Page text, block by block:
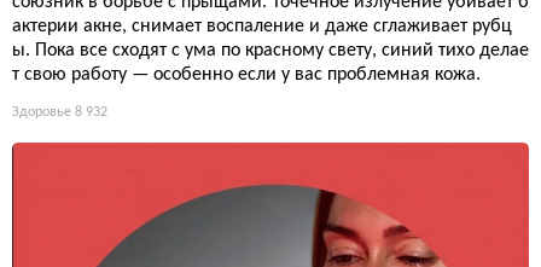
актерии акне, снимает воспаление и даже сглаживает рубц
ы. Пока все сходят с ума по красному свету, синий тихо делае
т свою работу — особенно если у вас проблемная кожа.
Здоровье 8 932